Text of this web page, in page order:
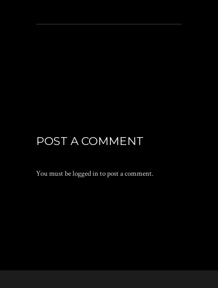
POST A COMMENT
You must belogged into post a comment.